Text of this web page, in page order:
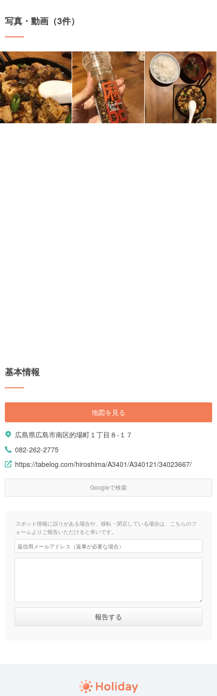
写真・動画（3件）
基本情報
地図を見る
広島県広島市南区的場町１丁目８-１７
082-262-2775
https://tabelog.com/hiroshima/A3401/A340121/34023667/
Googleで検索
スポット情報に誤りがある場合や、移転・閉店している場合は、こちらのフ
ォームよりご報告いただけると幸いです。